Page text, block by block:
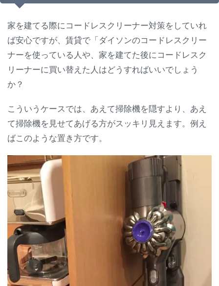
家を建てる際にコードレスクリーナー対策をしていれ
ば安心ですが、賃貸で「ダイソンのコードレスクリー
ナーを使っている人や、家を建てた後にコードレスク
リーナーに買い替えた人はどうすればいいでしょう
か？
こういうケースでは、あえて掃除機を隠すより、あえ
て掃除機を見せてあげる方がスッキリ見えます。例え
ばこのような置き方です。